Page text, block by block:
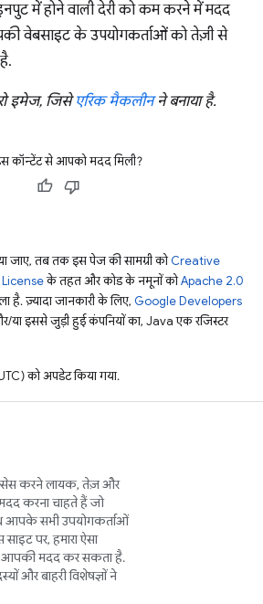
में होने वाली देरी को कम करने में मदद
वेबसाइट के उपयोगकर्ताओं को तेज़ी से
इमेज, जिसेएरिक मैकलीनने बनाया है.
कॉन्टेंट से आपको मदद मिली?
तब तक इस पेज की सामग्री कोCreative
के तहत और कोड के नमूनों कोApache 2.0
है. ज़्यादा जानकारी के लिए, Google Developers
इससे जुड़ी हुई कंपनियों का, Java एक रजिस्टर
को अपडेट किया गया.
करने लायक, तेज़ और
करना चाहते हैं जो
आपके सभी उपयोगकर्ताओं
पर, हमारा ऐसा
आपकी मदद कर सकता है.
और बाहरी विशेषज्ञों ने